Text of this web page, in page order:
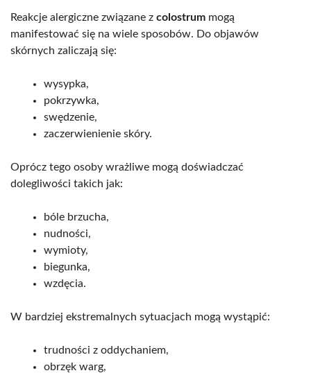
Reakcje alergiczne związane z colostrum mogą
manifestować się na wiele sposobów. Do objawów
skórnych zaliczają się:
wysypka,
pokrzywka,
swędzenie,
zaczerwienienie skóry.
Oprócz tego osoby wrażliwe mogą doświadczać
dolegliwości takich jak:
bóle brzucha,
nudności,
wymioty,
biegunka,
wzdęcia.
W bardziej ekstremalnych sytuacjach mogą wystąpić:
trudności z oddychaniem,
obrzęk warg,